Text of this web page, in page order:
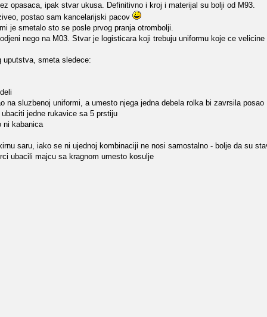
opasaca, ipak stvar ukusa. Definitivno i kroj i materijal su bolji od M93.
postao sam kancelarijski pacov
je smetalo sto se posle prvog pranja otrombolji.
nego na M03. Stvar je logisticara koji trebuju uniformu koje ce
uputstva, smeta sledece:
na sluzbenoj uniformi, a umesto njega jedna debela rolka bi zavrsila posao
jedne rukavice sa 5 prstiju
ni kabanica
saru, iako se ni ujednoj kombinaciji ne nosi samostalno - bolje da su
ubacili majcu sa kragnom umesto kosulje